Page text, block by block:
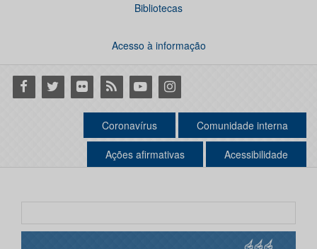
Bibliotecas
Acesso à informação
Facebook
Twitter Flickr RSS YoutubeInstagram
Coronavírus Comunidade interna
Ações afirmativas Acessibilidade